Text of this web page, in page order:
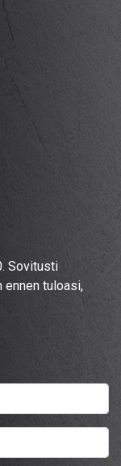
Sovitusti
ennen tuloasi,